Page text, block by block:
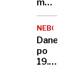
o
Kaj
pravi
NEBO
Danes
po
19.